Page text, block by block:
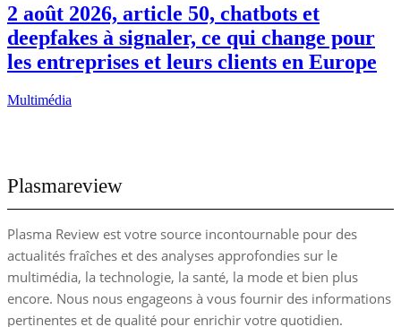
2 août 2026, article 50, chatbots et
deepfakes à signaler, ce qui change pour
les entreprises et leurs clients en Europe
Multimédia
Plasmareview
Plasma Review est votre source incontournable pour des
actualités fraîches et des analyses approfondies sur le
multimédia, la technologie, la santé, la mode et bien plus
encore. Nous nous engageons à vous fournir des informations
pertinentes et de qualité pour enrichir votre quotidien.